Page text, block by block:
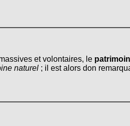
et volontaires, le
naturel ; il est alors don